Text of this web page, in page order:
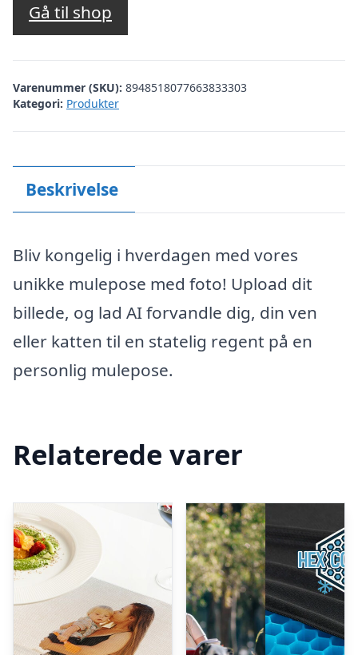
Gå til shop
Varenummer (SKU): 8948518077663833303
Kategori: Produkter
Beskrivelse
Bliv kongelig i hverdagen med vores
unikke mulepose med foto! Upload dit
billede, og lad AI forvandle dig, din ven
eller katten til en statelig regent på en
personlig mulepose.
Relaterede varer